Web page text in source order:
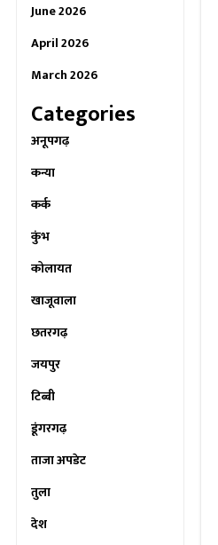
June 2026
April 2026
March 2026
Categories
अनूपगढ़
कन्या
कर्क
कुंभ
कोलायत
खाजूवाला
छतरगढ़
जयपुर
टिब्बी
डूंगरगढ़
ताजा अपडेट
तुला
देश